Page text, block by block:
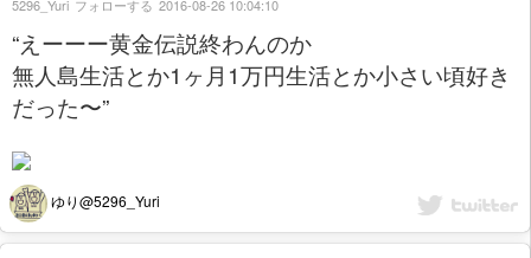
“えーーー黄金伝説終わんのか
無人島生活とか1ヶ月1万円生活とか小さい頃好き
だった〜”
ゆり@5296_Yuri
5296_Yuri フォローする 2016-08-26 10:04:10